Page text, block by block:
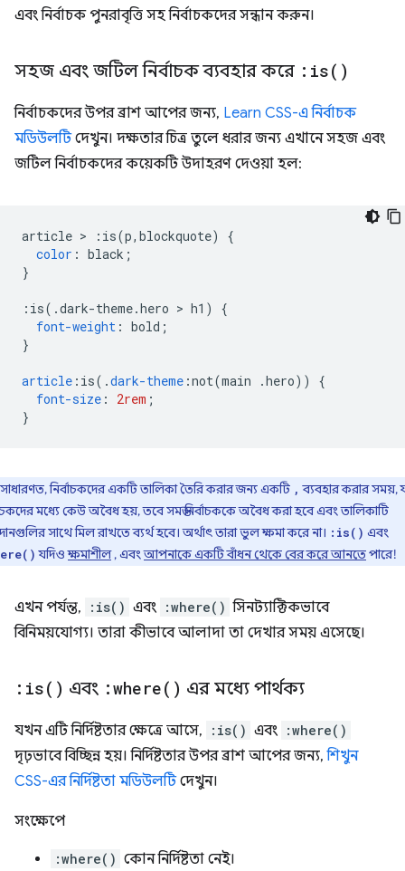
এবং নির্বাচক পুনরাবৃত্তি সহ নির্বাচকদের সন্ধান করুন।
সহজ এবং জটিল নির্বাচক ব্যবহার করে : is( )
নির্বাচকদের উপর ব্রাশ আপের জন্য, Learn CSS-এ নির্বাচক
মডিউলটিদেখুন। দক্ষতার চিত্র তুলে ধরার জন্য এখানে সহজ এবং
জটিল নির্বাচকদের কয়েকটি উদাহরণ দেওয়া হল:
article > : is(p, blockquote)
{
color : black ;
}
: is(.dark-theme.hero > h1 )
{
font-weight : bold ;
}
article : is(.dark-theme :not(main .hero))
{
font-size : 2rem ;
}
সাধারণত, নির্বাচকদের একটি তালিকা তৈরি করার জন্য একটি , ব্যবহার করার সময়,
মধ্যে কেউ অবৈধ হয়, তবে সমস্ত নির্বাচককে অবৈধ করা হবে এবং তালিকাটি
সাথে মিল রাখতে ব্যর্থ হবে। অর্থাৎ তারা ভুল ক্ষমা করে না। :is() এবং
যদিওক্ষমাশীল, এবংআপনাকে একটি বাঁধন থেকে বের করে আনতেপারে!
এখন পর্যন্ত, :is() এবং :where() সিনট্যাক্টিকভাবে
বিনিময়যোগ্য। তারা কীভাবে আলাদা তা দেখার সময় এসেছে।
: is( ) এবং :where( ) এর মধ্যে পার্থক্য
যখন এটি নির্দিষ্টতার ক্ষেত্রে আসে, :is() এবং :where()
দৃঢ়ভাবে বিচ্ছিন্ন হয়। নির্দিষ্টতার উপর ব্রাশ আপের জন্য,শিখুন
CSS-এর নির্দিষ্টতা মডিউলটিদেখুন।
সংক্ষেপে
:where() কোন নির্দিষ্টতা নেই।